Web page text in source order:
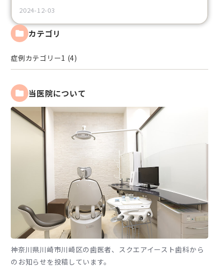
2024-12-03
カテゴリ
症例カテゴリー1 (4)
当医院について
神奈川県川崎市川崎区の歯医者、スクエアイースト歯科から
のお知らせを投稿しています。